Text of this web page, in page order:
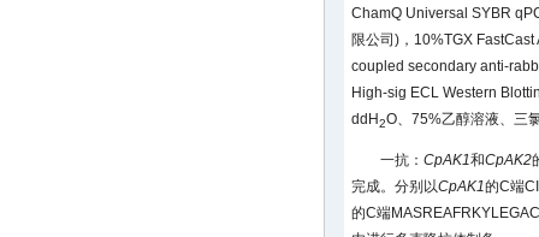
ChamQ Universal SYBR
限公司)，10%TGX
coupled secondary anti-
High-sig ECL Western
ddH2O、75%乙醇溶液、三
一抗： CpAK1和CpAK2
完成。分别以CpAK1的C端
的C端